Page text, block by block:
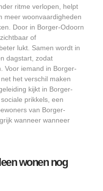
ritme verlopen, helpt
meer woonvaardigheden
Door in Borger-Odoorn
of
lukt. Samen wordt in
dagstart, zodat
Voor iemand in Borger-
het verschil maken
kijkt in Borger-
prikkels, een
van Borger-
wanneer wanneer
wonen nog